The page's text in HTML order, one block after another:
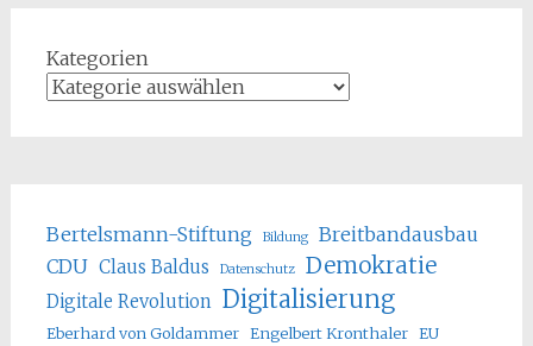
Kategorien
Bertelsmann-Stiftung Bildung
Breitbandausbau
CDU Claus Baldus Datenschutz Demokratie
Digitale Revolution Digitalisierung
Eberhard von Goldammer Engelbert Kronthaler EU